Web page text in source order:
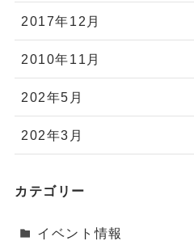
2017年12月
2010年11月
202年5月
202年3月
カテゴリー
イベント情報